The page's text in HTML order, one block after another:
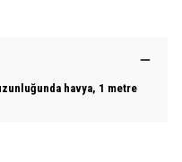
havya, 1 metre